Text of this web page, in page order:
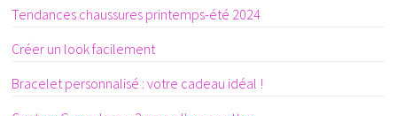
Tendances chaussures printemps-été 2024
Créer un look facilement
Bracelet personnalisé : votre cadeau idéal !